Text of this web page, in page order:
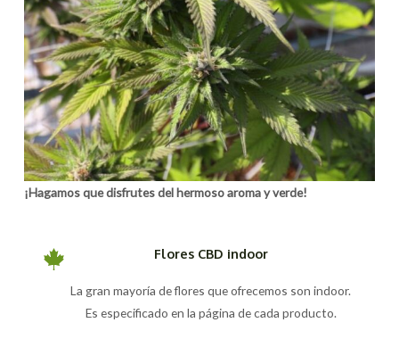
¡Hagamos que disfrutes del hermoso aroma y verde!
Flores CBD indoor
La gran mayoría de flores que ofrecemos son indoor.
Es especificado en la página de cada producto.